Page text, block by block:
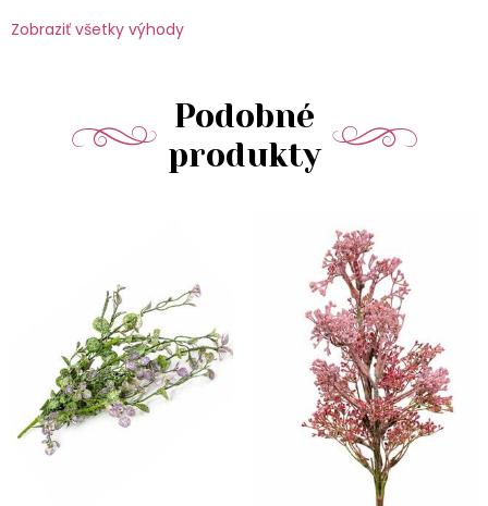
Zobraziť všetky výhody
Podobné
produkty